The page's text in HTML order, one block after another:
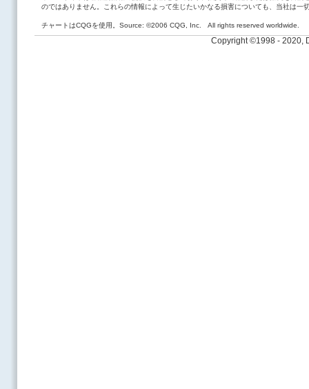
のではありません。これらの情報によって生じたいかなる損害についても、当社は一
チャートはCQGを使用。Source: ©2006 CQG, Inc. All rights reserved worldwide.
Copyright ©1998 - 2020,